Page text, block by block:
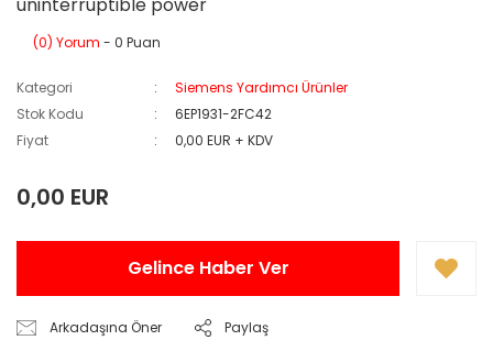
(0) Yorum - 0 Puan
Kategori
Siemens Yardımcı Ürünler
Stok Kodu
6EP1931-2FC42
Fiyat
0,00 EUR + KDV
0,00 EUR
Gelince Haber Ver
Arkadaşına Öner Paylaş